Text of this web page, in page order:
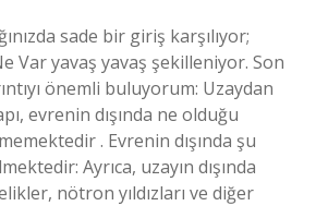
sade bir giriş karşılıyor;
Var yavaş yavaş şekilleniyor. Son
önemli buluyorum: Uzaydan
evrenin dışında ne olduğu
. Evrenin dışında şu
Ayrıca, uzayın dışında
nötron yıldızları ve diğer